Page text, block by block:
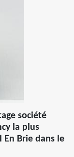
société
la plus
En Brie dans le